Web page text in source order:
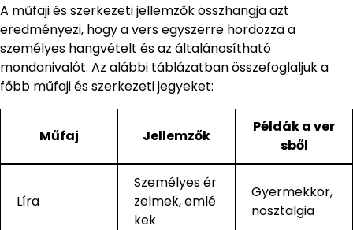
A műfaji és szerkezeti jellemzők összhangja azt
eredményezi, hogy a vers egyszerre hordozza a
személyes hangvételt és az általánosítható
mondanivalót. Az alábbi táblázatban összefoglaljuk a
főbb műfaji és szerkezeti jegyeket:
Műfaj Jellemzők
Példák a ver
sből
Líra
Személyes ér
zelmek, emlé
kek
Gyermekkor,
nosztalgia